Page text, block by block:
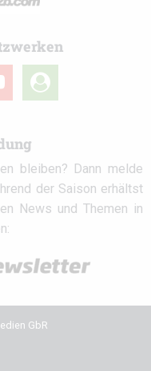
user-
circle
bleiben? Dann melde
der Saison erhältst
News und Themen in
GbR